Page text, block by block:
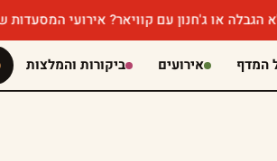
עם קוויאר? אירועי המסעדות שישברו
המדף אירועים ביקורות והמלצות